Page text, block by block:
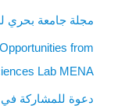
مجلة جامعة بحري
from
Lab MENA
دعوة للمشاركة